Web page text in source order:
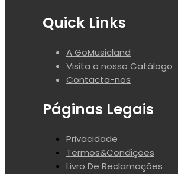
Quick Links
A GoMusicland
Visita o nosso Catálogo
Contacta-nos
Páginas Legais
Privacidade
Termos&Condições
Livro De Reclamações